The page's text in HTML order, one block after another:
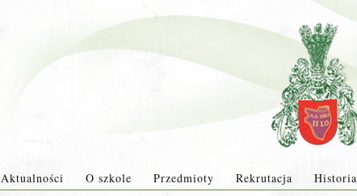
Aktualności O szkole Przedmioty Rekrutacja Historia